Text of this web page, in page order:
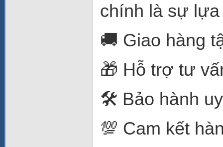
chính là sự
🚚 Giao hàng
🎁 Hỗ trợ tư
🛠️ Bảo hành
💯 Cam kết